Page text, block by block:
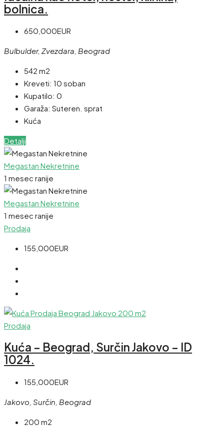
bolnica.
650,000EUR
Bulbulder, Zvezdara, Beograd
542 m2
Kreveti: 10 soban
Kupatilo: 0
Garaža: Suteren. sprat
Kuća
Detalji
Megastan Nekretnine
1 mesec ranije
Megastan Nekretnine
1 mesec ranije
Prodaja
155,000EUR
Prodaja
Kuća – Beograd, Surčin Jakovo – ID
1024.
155,000EUR
Jakovo, Surčin, Beograd
200 m2